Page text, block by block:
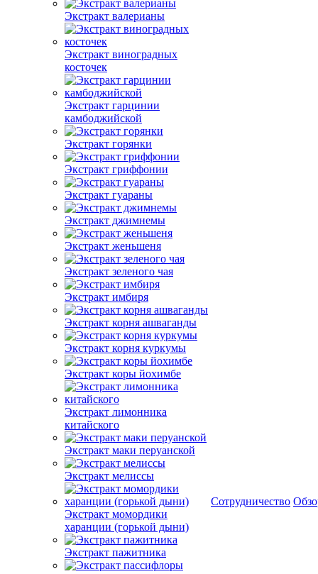
Экстракт валерианы
Экстракт виноградных
косточек
Экстракт гарцинии
камбоджийской
Экстракт горянки
Экстракт гриффонии
Экстракт гуараны
Экстракт джимнемы
Экстракт женьшеня
Экстракт зеленого чая
Экстракт имбиря
Экстракт корня ашваганды
Экстракт корня куркумы
Экстракт коры йохимбе
Экстракт лимонника
китайского
Экстракт маки перуанской
Экстракт мелиссы
Экстракт момордики
харанции (горькой дыни)
Экстракт пажитника
Сотрудничество